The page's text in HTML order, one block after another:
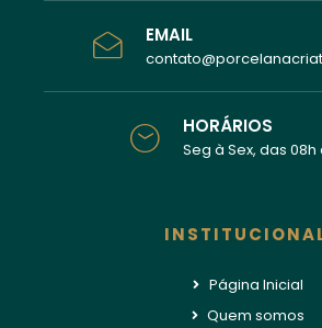
EMAIL
HORÁRIOS
Seg à Sex, das 08h
Página Inicial
Quem somos